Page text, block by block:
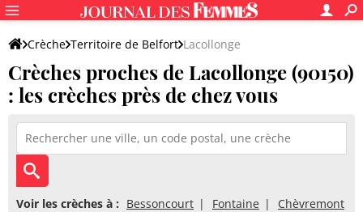
Crèche Territoire de Belfort Lacollonge
Crèches proches de Lacollonge (90150)
: les crèches près de chez vous
Voir les crèches à : Bessoncourt Fontaine Chèvremont